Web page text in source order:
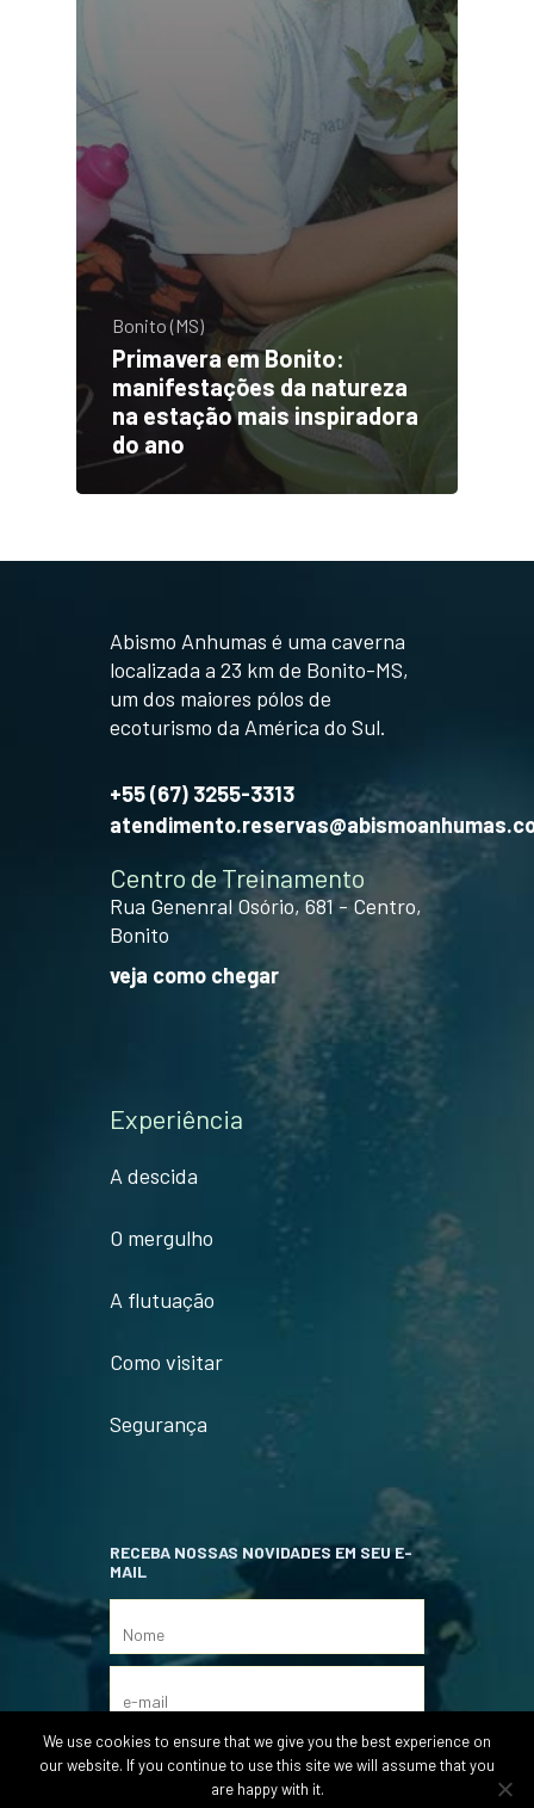
Bonito (MS)
Primavera em Bonito:
manifestações da natureza
na estação mais inspiradora
do ano
Abismo Anhumas é uma caverna
localizada a 23 km de Bonito-MS,
um dos maiores pólos de
ecoturismo da América do Sul.
+55 (67) 3255-3313
Centro de Treinamento
Rua Genenral Osório, 681 - Centro,
Bonito
veja como chegar
Experiência
A descida
O mergulho
A flutuação
Como visitar
Segurança
RECEBA NOSSAS NOVIDADES EM SEU E-
MAIL
We use cookies to ensure that we give you the best experience on
our website. If you continue to use this site we will assume that you
are happy with it.